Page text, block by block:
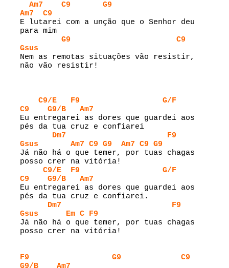
Am7 C9
G9
Am7
C9
E lutarei com a unção que o Senhor deu
para mim
G9
C9
Gsus
Nem as remotas situações vão resistir,
não vão resistir!
C9/E F9
G/F
C9
G9/B
Am7
Eu entregarei as dores que guardei aos
pés da tua cruz e confiarei
Dm7
F9
Gsus
Am7 C9 G9 Am7 C9 G9
Já não há o que temer, por tuas chagas
posso crer na vitória!
C9/E
F9
G/F
C9
G9/B
Am7
Eu entregarei as dores que guardei aos
pés da tua cruz e confiarei.
Dm7
F9
Gsus
Em C F9
Já não há o que temer, por tuas chagas
posso crer na vitória!
F9 G9
C9
G9/B
Am7